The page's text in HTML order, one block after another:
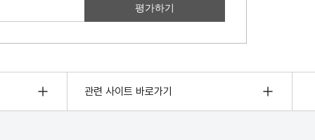
관련 사이트 바로가기